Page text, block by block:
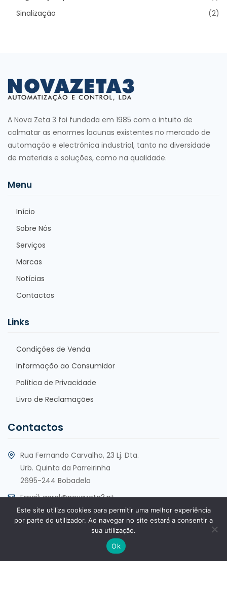
Sinalização
(2)
A Nova Zeta 3 foi fundada em 1985 com o intuito de
colmatar as enormes lacunas existentes no mercado de
automação e electrónica industrial, tanto na diversidade
de materiais e soluções, como na qualidade.
Menu
Início
Sobre Nós
Serviços
Marcas
Notícias
Contactos
Links
Condições de Venda
Informação ao Consumidor
Política de Privacidade
Livro de Reclamações
Contactos
Rua Fernando Carvalho, 23 Lj. Dta.
Urb. Quinta da Parreirinha
2695-244 Bobadela
Email:geral@novazeta3.pt
Telf:+351 213 553 930
Este site utiliza cookies para permitir uma melhor experiência
por parte do utilizador. Ao navegar no site estará a consentir a
sua utilização.
Ok